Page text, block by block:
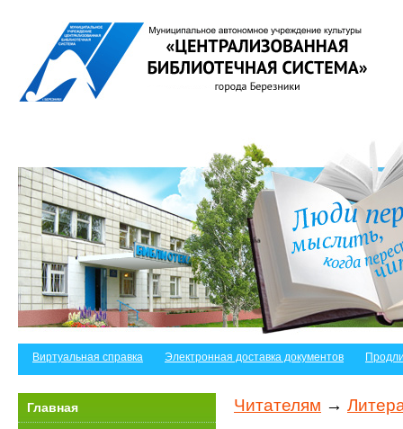
Виртуальная справка Электронная доставка документов
Читателям →
Главная